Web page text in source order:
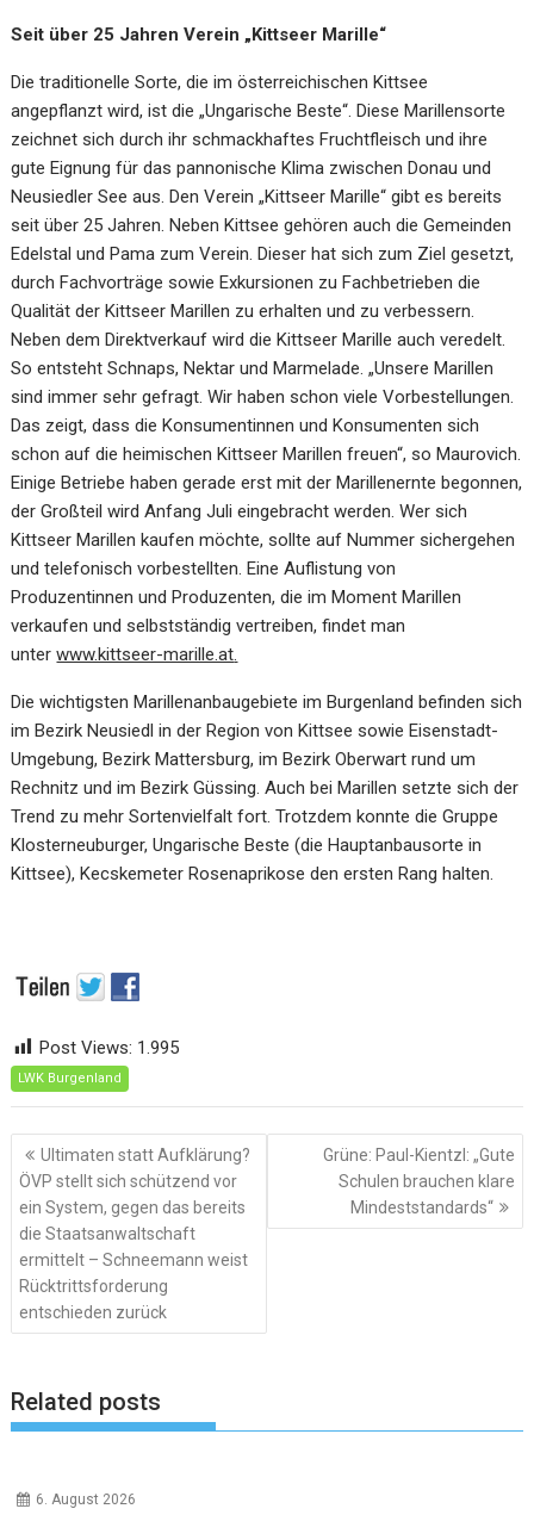
Seit über 25 Jahren Verein „Kittseer Marille“
Die traditionelle Sorte, die im österreichischen Kittsee
angepflanzt wird, ist die „Ungarische Beste“. Diese Marillensorte
zeichnet sich durch ihr schmackhaftes Fruchtfleisch und ihre
gute Eignung für das pannonische Klima zwischen Donau und
Neusiedler See aus. Den Verein „Kittseer Marille“ gibt es bereits
seit über 25 Jahren. Neben Kittsee gehören auch die Gemeinden
Edelstal und Pama zum Verein. Dieser hat sich zum Ziel gesetzt,
durch Fachvorträge sowie Exkursionen zu Fachbetrieben die
Qualität der Kittseer Marillen zu erhalten und zu verbessern.
Neben dem Direktverkauf wird die Kittseer Marille auch veredelt.
So entsteht Schnaps, Nektar und Marmelade. „Unsere Marillen
sind immer sehr gefragt. Wir haben schon viele Vorbestellungen.
Das zeigt, dass die Konsumentinnen und Konsumenten sich
schon auf die heimischen Kittseer Marillen freuen“, so Maurovich.
Einige Betriebe haben gerade erst mit der Marillenernte begonnen,
der Großteil wird Anfang Juli eingebracht werden. Wer sich
Kittseer Marillen kaufen möchte, sollte auf Nummer sichergehen
und telefonisch vorbestellten. Eine Auflistung von
Produzentinnen und Produzenten, die im Moment Marillen
verkaufen und selbstständig vertreiben, findet man
unterwww.kittseer-marille.at.
Die wichtigsten Marillenanbaugebiete im Burgenland befinden sich
im Bezirk Neusiedl in der Region von Kittsee sowie Eisenstadt-
Umgebung, Bezirk Mattersburg, im Bezirk Oberwart rund um
Rechnitz und im Bezirk Güssing. Auch bei Marillen setzte sich der
Trend zu mehr Sortenvielfalt fort. Trotzdem konnte die Gruppe
Klosterneuburger, Ungarische Beste (die Hauptanbausorte in
Kittsee), Kecskemeter Rosenaprikose den ersten Rang halten.
Post Views: 1.995
LWK Burgenland
Beitragsnavigation
Ultimaten statt Aufklärung?
ÖVP stellt sich schützend vor
ein System, gegen das bereits
die Staatsanwaltschaft
ermittelt – Schneemann weist
Rücktrittsforderung
entschieden zurück
Grüne: Paul-Kientzl: „Gute
Schulen brauchen klare
Mindeststandards“
Related posts
6. August 2026